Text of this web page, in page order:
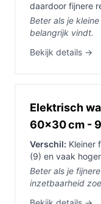
daardoor fijnere
Beter als je
belangrijk vindt.
Bekijk details →
Elektrisch
60×30 cm -
Verschil: Kleiner
(9) en vaak
Beter als je
inzetbaarheid